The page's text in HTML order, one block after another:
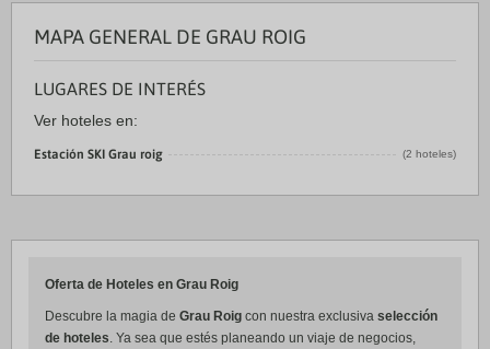
MAPA GENERAL DE GRAU ROIG
LUGARES DE INTERÉS
Ver hoteles en:
Estación SKI Grau roig (2 hoteles)
Oferta de Hoteles en Grau Roig
Descubre la magia de Grau Roig con nuestra exclusiva selección
de hoteles. Ya sea que estés planeando un viaje de negocios,